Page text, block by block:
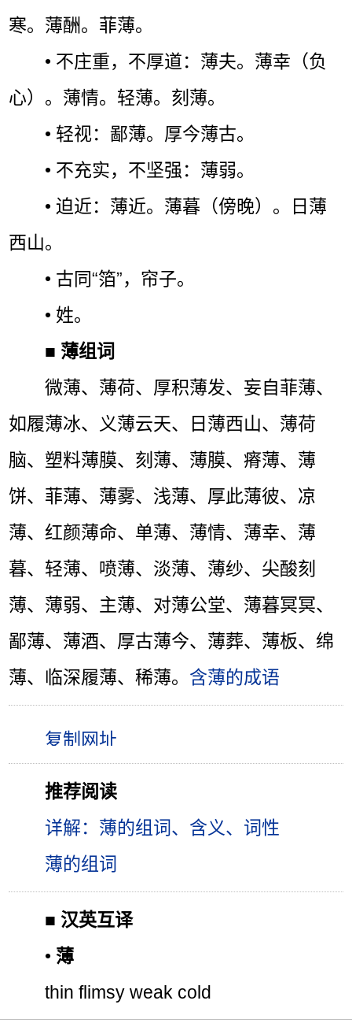
寒。薄酬。菲薄。
• 不庄重，不厚道：薄夫。薄幸（负
心）。薄情。轻薄。刻薄。
• 轻视：鄙薄。厚今薄古。
• 不充实，不坚强：薄弱。
• 迫近：薄近。薄暮（傍晚）。日薄
西山。
• 古同“箔”，帘子。
• 姓。
■薄组词
微薄、薄荷、厚积薄发、妄自菲薄、
如履薄冰、义薄云天、日薄西山、薄荷
脑、塑料薄膜、刻薄、薄膜、瘠薄、薄
饼、菲薄、薄雾、浅薄、厚此薄彼、凉
薄、红颜薄命、单薄、薄情、薄幸、薄
暮、轻薄、喷薄、淡薄、薄纱、尖酸刻
薄、薄弱、主薄、对薄公堂、薄暮冥冥、
鄙薄、薄酒、厚古薄今、薄葬、薄板、绵
薄、临深履薄、稀薄。 含薄的成语
推荐阅读
详解：薄的组词、含义、词性
薄的组词
■ 汉英互译
•薄
thin flimsy weak cold